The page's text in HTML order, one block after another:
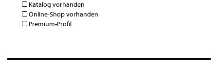
Katalog vorhanden
Online-Shop vorhanden
Premium-Profil